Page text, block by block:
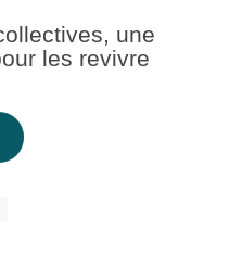
une
les revivre